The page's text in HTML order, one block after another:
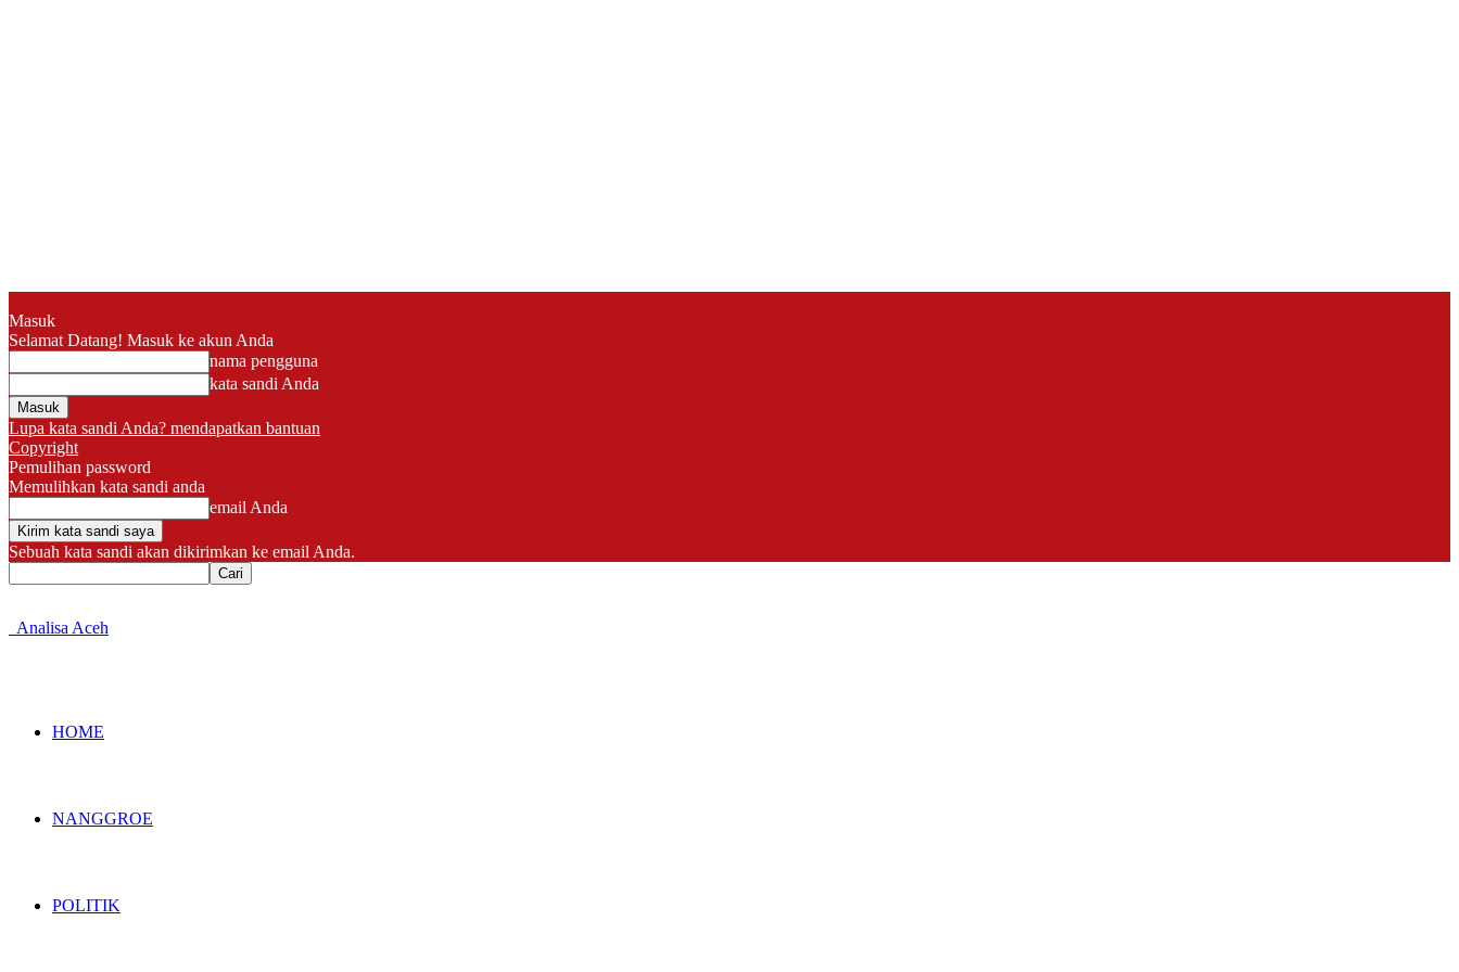
Masuk
Selamat Datang! Masuk ke akun Anda
nama pengguna
kata sandi Anda
Lupa kata sandi Anda? mendapatkan bantuan
Copyright
Pemulihan password
Memulihkan kata sandi anda
email Anda
Sebuah kata sandi akan dikirimkan ke email Anda.
Analisa Aceh
HOME
NANGGROE
POLITIK